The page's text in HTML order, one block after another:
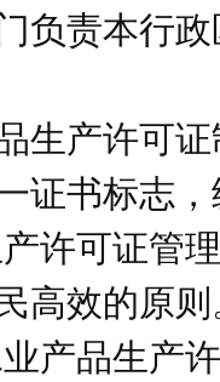
负责本行
生产许可
证书标志
许可证管
高效的原
产品生产